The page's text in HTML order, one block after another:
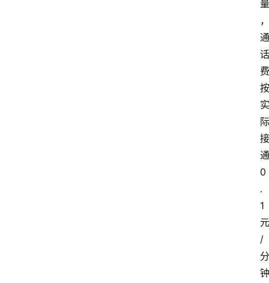
量
，
通
话
费
按
实
际
接
通
0
.
1
元
/
分
钟